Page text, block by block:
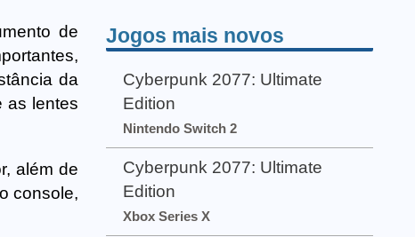
de
da
as lentes
além de
console,
Jogos mais novos
Cyberpunk 2077: Ultimate
Edition
Nintendo Switch 2
Cyberpunk 2077: Ultimate
Edition
Xbox Series X